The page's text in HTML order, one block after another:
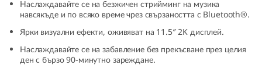
Наслаждавайте се на безжичен стрийминг на музика
навсякъде и по всяко време чрез свързаността с Bluetooth®.
Ярки визуални ефекти, оживяват на 11.5″ 2K дисплей.
Наслаждавайте се на забавление без прекъсване през целия
ден с бързо 90-минутно зареждане.